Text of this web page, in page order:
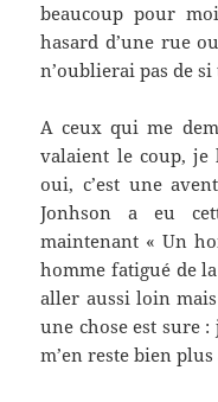
beaucoup pour
hasard d’une rue
n’oublierai pas de si
A ceux qui me
valaient le coup, je
oui, c’est une
Jonhson a eu
maintenant « Un
homme fatigué de
aller aussi loin mais
une chose est sure
m’en reste bien